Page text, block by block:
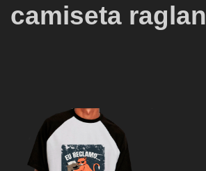
camiseta raglan